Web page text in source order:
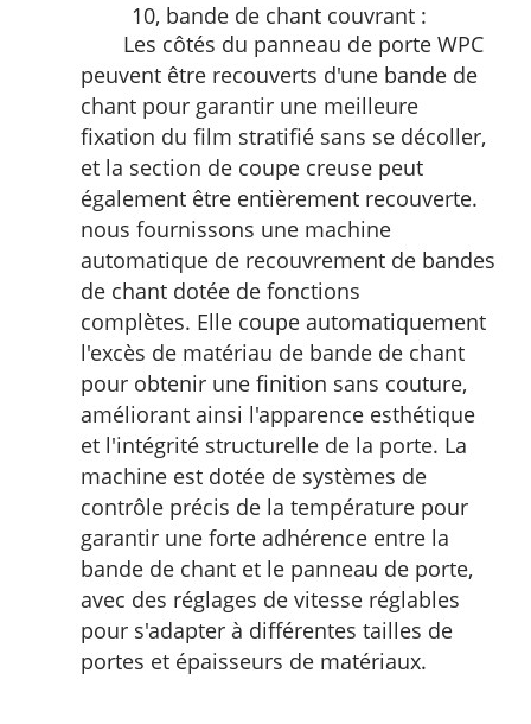
10, bande de chant couvrant :
Les côtés du panneau de porte WPC
peuvent être recouverts d'une bande de
chant pour garantir une meilleure
fixation du film stratifié sans se décoller,
et la section de coupe creuse peut
également être entièrement recouverte.
nous fournissons une machine
automatique de recouvrement de bandes
de chant dotée de fonctions
complètes. Elle coupe automatiquement
l'excès de matériau de bande de chant
pour obtenir une finition sans couture,
améliorant ainsi l'apparence esthétique
et l'intégrité structurelle de la porte. La
machine est dotée de systèmes de
contrôle précis de la température pour
garantir une forte adhérence entre la
bande de chant et le panneau de porte,
avec des réglages de vitesse réglables
pour s'adapter à différentes tailles de
portes et épaisseurs de matériaux.